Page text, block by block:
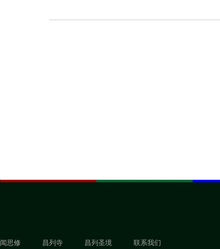
闻思修 昌列寺 昌列圣境 联系我们